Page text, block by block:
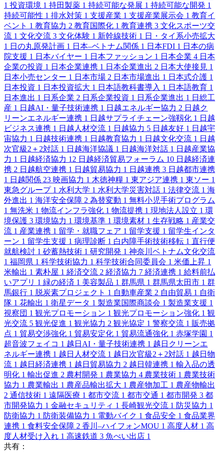
1 投資環境 1 持田製薬 1 持続可能な発展 1 持続可能な開発 1
持続可能性 1 排水対策 1 支援産業 1 支援産業展示会 1 教育イ
ベント 1 教育協力 2 教育国際化 1 教育連携 3 文化スポーツ交
流 1 文化交流 3 文化体験 1 新幹線技術 1 日・タイ系小売拡大
1 日の丸原発計画 1 日本–ベトナム関係 1 日本FDI 1 日本の病
院支援 1 日本バイヤー 1 日本ファッション 1 日本企業 4 日本
企業の投資 1 日本企業連携 1 日本企業進出 2 日本大使接見 1
日本小売センター 1 日本市場 2 日本市場進出 1 日本式介護 1
日本投資 1 日本投資拡大 1 日本語教科書導入 1 日本語教育 1
日本進出 1 日系企業 2 日系企業投資 1 日系企業進出 1 日総工
産 1 日越AI・量子技術連携 1 日越エネルギー協力 2 日越ク
リーンエネルギー連携 1 日越サプライチェーン強靱化 1 日越
ビジネス連携 1 日越人材交流 1 日越協力 5 日越友好 1 日越宇
宙協力 1 日越技術連携 1 日越教育協力 1 日越文化交流 1 日越
次官級2＋2対話 1 日越海洋協議 1 日越海洋対話 1 日越産業協
力 1 日越経済協力 12 日越経済貿易フォーラム 10 日越経済連
携 2 日越航空連携 1 日越貿易協力 1 日越連携 3 日越都市連携
1 日越関係 23 映画協力 1 木徳神糧 1 東アジア連携 1 東ソー 1
東急グループ 1 水利大学 1 水利大学災害対話 1 法律交流 1 海
外進出 1 海洋安全保障 2 為替変動 1 無料小児手術プログラム
1 無洗米 1 物流インフラ強化 1 物流提携 1 現地法人設立 1 環
境保護 3 環境協力 1 環境基準 1 環境素材 1 生存戦略 1 産業交
流 1 産業連携 1 留学・就職フェア 1 留学支援 1 留学生インタ
ーン 1 留学生支援 1 病理診断 1 白内障手術技術移転 1 直行便
就航検討 1 砂蓄熱技術 1 研究開発 1 神奈川ベトナム文化交流
1 福岡県 1 科学技術協力 1 科学技術合同委員会 1 米価上昇 1
米輸出 1 素朴屋 1 経済交流 2 経済協力 7 経済連携 1 給料前払
いアプリ 1 緑の経済 1 美容製品 1 群馬県 1 群馬県太田市 1 群
馬銀行 1 脱炭素プロジェクト 1 自動車産業 2 自由貿易 1 自衛
隊 1 花輸出 1 衛星データ 1 製造業国際商談会 1 製造業支援 1
視察団 1 観光プロモーション 1 観光プロモーション強化 1 観
光交流 5 観光促進 1 観光協力 2 観光協定 1 警察交流 1 販売拠
点 1 貿易交渉強化 1 貿易安定化 1 貿易流通強化 1 赤塚学園 1
超音波フェイコ 1 越日AI・量子技術連携 1 越日クリーンエ
ネルギー連携 1 越日人材交流 1 越日次官級2＋2対話 1 越日物
流 1 越日経済連携 1 越日貿易協力 2 越日韓連携 1 輸入品の透
明化 1 輸出促進 2 農村開発 1 農業協力 4 農業技術 1 農業技術
協力 1 農業輸出 1 農産品輸出拡大 1 農産物加工 1 農産物輸出
2 通信技術 1 遠隔医療 1 都市交流 1 都市交通 1 都市開発 3 都
市開発協力 1 金融セキュリティ 1 長崎観光交流 1 防災協力 1
防衛協力 1 防衛装備協力 1 電動バイク 1 食品安全 1 食品業界
連携 1 食料安全保障 2 香川–ハイフォンMOU 1 高度人材 1 高
度人材受け入れ 1 高速鉄道 3 魚べい出店 1
共有：